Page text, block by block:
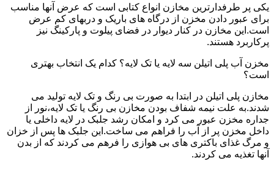
یکی پر طرفدارترین مخازن انواع کتابی است که عرض آنها مناسب
برای عبور دادن مخزن از درگاه های باریک و دربهای کم عرض
است.این مخازن در کنار دیوار در فضای پیلوت و پارکینگ نیز
پرکاربرد هستند.
مخزن آب پلی اتیلن سه لایه یا تک لایه؟ کدام یک انتخاب بهتری
است؟
مخازن پلی اتیلن در ابتدا به صورت بی رنگ و تک لایه تولید می
شدند.به علت نیمه شفاف بودن مخازن بی رنگ یا تک لایه،نور از
جداره مخزن عبور می کرد و امکان رشد جلبک در لایه داخلی یا
داخل مخزن پر از آب را فراهم می ساخت.این جلبک ها پس از خزان
و مرگ غذای باکتری های بی هوازی را فرهم می کردند که از بدن
آنها تغذیه می کردند.